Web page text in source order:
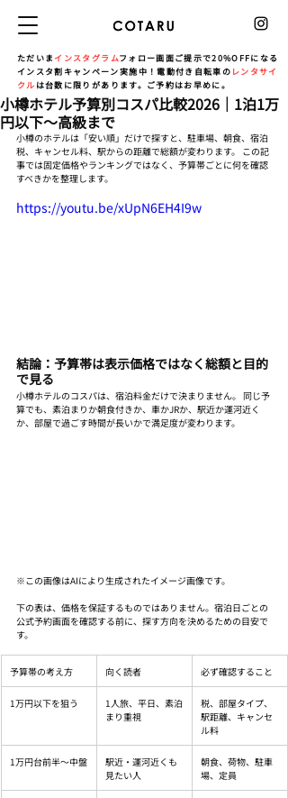
ただいま インスタグラムフォロー画面ご提示で20%OFFになる
インスタ割キャンペーン実施中！電動付き自転車の レンタサイ
クル は台数に限りがあります。ご予約はお早めに。
小樽ホテル予算別コスパ比較2026｜1泊1万
円以下〜高級まで
小樽のホテルは「安い順」だけで探すと、駐車場、朝食、宿泊
税、キャンセル料、駅からの距離で総額が変わります。 この記
事では固定価格やランキングではなく、予算帯ごとに何を確認
すべきかを整理します。
https://youtu.be/xUpN6EH4I9w
結論：予算帯は表示価格ではなく総額と目的
で見る
小樽ホテルのコスパは、宿泊料金だけで決まりません。 同じ予
算でも、素泊まりか朝食付きか、車かJRか、駅近か運河近く
か、部屋で過ごす時間が長いかで満足度が変わります。
※この画像はAIにより生成されたイメージ画像です。
下の表は、価格を保証するものではありません。宿泊日ごとの
公式予約画面を確認する前に、探す方向を決めるための目安で
す。
予算帯の考え方 向く読者 必ず確認すること
1万円以下を狙う
1人旅、平日、素泊
まり重視
税、部屋タイプ、
駅距離、キャンセ
ル料
1万円台前半〜中盤
駅近・運河近くも
見たい人
朝食、荷物、駐車
場、定員